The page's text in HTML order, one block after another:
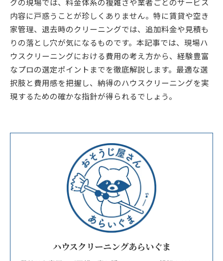
内容に戸惑うことが珍しくありません。特に賃貸や空き
家管理、退去時のクリーニングでは、追加料金や見積も
りの落とし穴が気になるものです。本記事では、現場ハ
ウスクリーニングにおける費用の考え方から、経験豊富
なプロの選定ポイントまでを徹底解説します。最適な選
択肢と費用感を把握し、納得のハウスクリーニングを実
現するための確かな指針が得られるでしょう。
ハウスクリーニングあらいぐま